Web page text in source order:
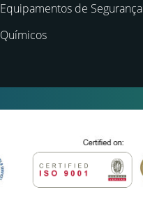
Equipamentos de Segurança
Químicos